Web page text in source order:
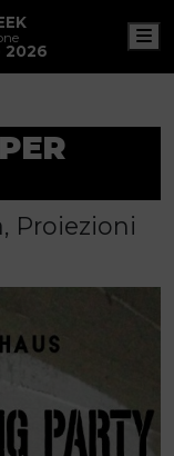
2026
Proiezioni